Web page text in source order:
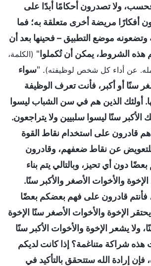
فحسب، ولا تصدرون أحكامًا أبدًا على
أفكارًا مريضة أخرى متعلقة به؛ فما
وتضعونه موضع التطبيق – فحينها بعد أن
هذه الشروط، يمكن أن تُكملوا" (الكلمة،
. "سواء
سنًا أو أكبر، فأنت تعرف الوظيفة
أولئك الذين هم في سن الشباب ليسوا
سنًا ليسوا سلبيين ولا يتراجعون.
قادرون على استخدام نقاط القوة
عن نقاط ضعفهم، وقادرون
دون أي تحيز، وبالتالي يتم بناء
والأخوات الأصغر والأكبر سنًا.
فأنتم قادرون على فهم بعضكم بعضًا
الإخوة والأخوات الأصغر سنًا الإخوة
ولا يشعر الإخوة والأخوات الأكبر سنًا
هذه شراكة متناغمة؟ إذا كانت لديكم
إرادة الله ستتحقق بالتأكيد في